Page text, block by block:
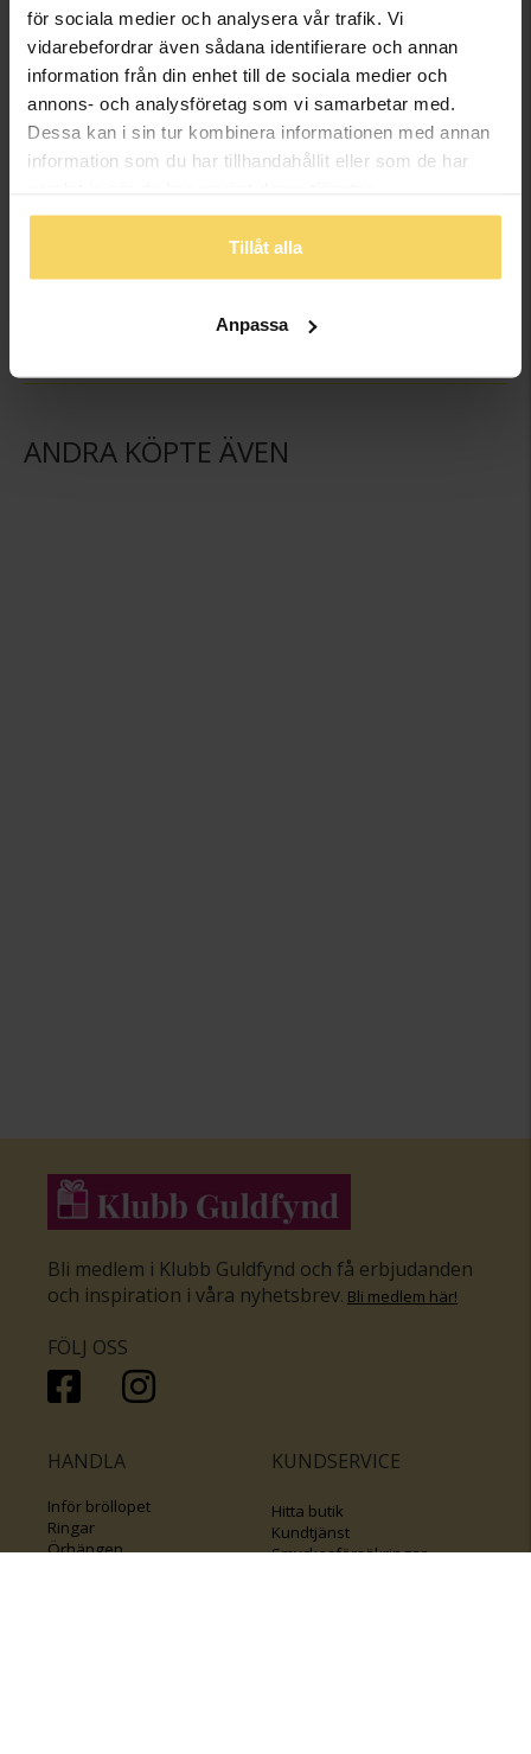
för sociala medier och analysera vår trafik. Vi
vidarebefordrar även sådana identifierare och annan
information från din enhet till de sociala medier och
annons- och analysföretag som vi samarbetar med.
Dessa kan i sin tur kombinera informationen med annan
information som du har tillhandahållit eller som de har
Tillåt alla
Anpassa
Kedja i äkta silver 40 cm
Kedja i äkta silver 45 cm
ANDRA KÖPTE ÄVEN
Bli medlem i Klubb Guldfynd och få erbjudanden
och inspiration i våra nyhetsbrev. Bli medlem här!
FÖLJ OSS
HANDLA
Inför bröllopet
Ringar
Örhängen
KUNDSERVICE
Hitta butik
Kundtjänst
Smyckesförsäkringar